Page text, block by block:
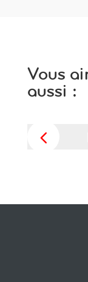
Vous
aussi :